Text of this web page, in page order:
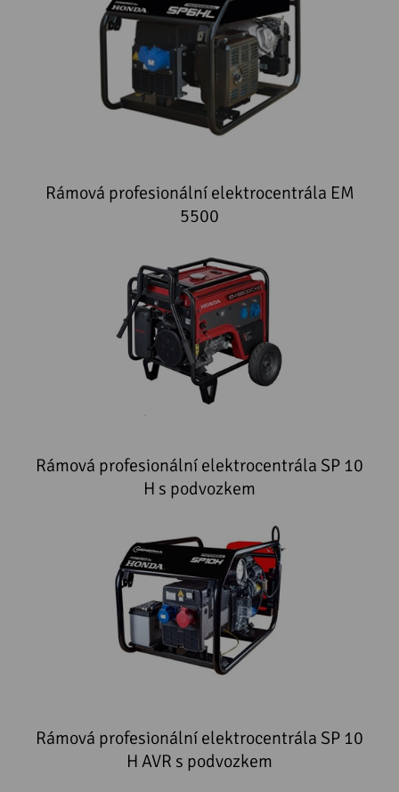
Rámová profesionální elektrocentrála EM
5500
Rámová profesionální elektrocentrála SP 10
H s podvozkem
Rámová profesionální elektrocentrála SP 10
H AVR s podvozkem